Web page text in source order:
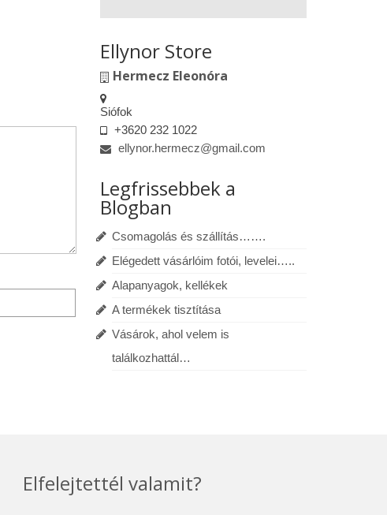
Ellynor Store
Hermecz Eleonóra
Siófok
+3620 232 1022
ellynor.hermecz@gmail.com
Legfrissebbek a
Blogban
Csomagolás és szállítás…….
Elégedett vásárlóim fotói, levelei…..
Alapanyagok, kellékek
A termékek tisztítása
Vásárok, ahol velem is
találkozhattál…
Elfelejtettél valamit?